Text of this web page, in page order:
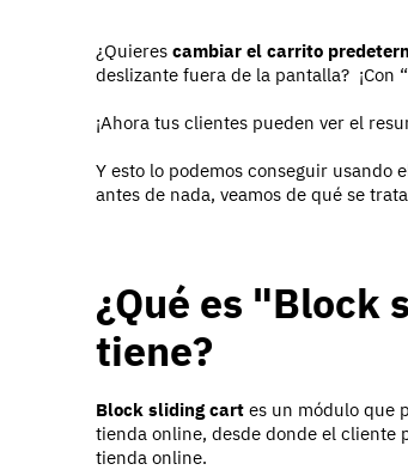
¿Quieres cambiar el carrito
deslizante fuera de la pantalla? ¡Con
¡Ahora tus clientes pueden ver el
Y esto lo podemos conseguir usando
antes de nada, veamos de qué se
¿Qué es "Block
tiene?
Block sliding cart es un módulo que
tienda online, desde donde el cliente
tienda online.